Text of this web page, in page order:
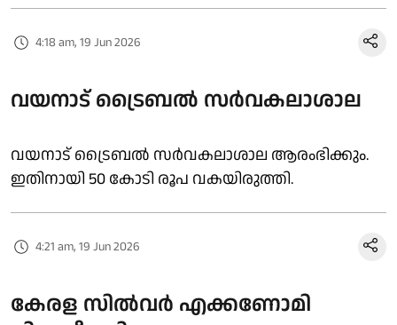
4:18 am, 19 Jun 2026
വയനാട് ട്രൈബല്‍ സര്‍വകലാശാല
വയനാട് ട്രൈബല്‍ സര്‍വകലാശാല ആരംഭിക്കും.
ഇതിനായി 50 കോടി രൂപ വകയിരുത്തി.
4:21 am, 19 Jun 2026
കേരള സിൽവർ എക്കണോമി